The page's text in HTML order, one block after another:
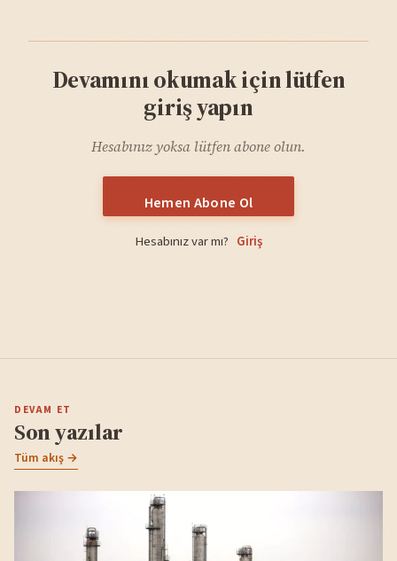
Devamını okumak için lütfen
giriş yapın
Hesabınız yoksa lütfen abone olun.
Hemen Abone Ol
Hesabınız var mı? Giriş
DEVAM ET
Son yazılar
Tüm akış →